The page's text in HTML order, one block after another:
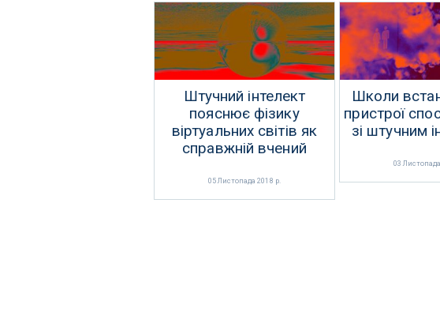
Штучний інтелект
пояснює фізику
віртуальних світів як
справжній вчений
05 Листопада 2018 р.
Школи
пристрої
зі штучним
03